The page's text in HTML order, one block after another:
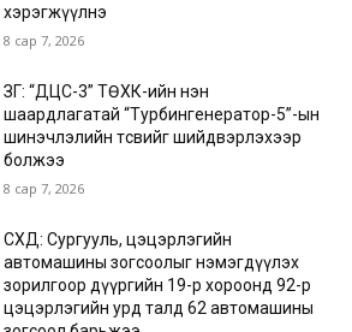
хэрэгжүүлнэ
8 сар 7, 2026
ЗГ: “ДЦС-3” ТӨХК-ийн нэн
шаардлагатай “Турбингенератор-5”-ын
шинэчлэлийн төсвийг шийдвэрлэхээр
болжээ
8 сар 7, 2026
СХД: Сургууль, цэцэрлэгийн
автомашины зогсоолыг нэмэгдүүлэх
зорилгоор дүүргийн 19-р хороонд 92-р
цэцэрлэгийн урд талд 62 автомашины